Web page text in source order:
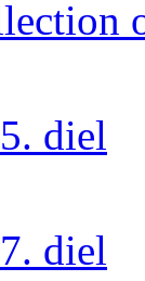
diel
diel